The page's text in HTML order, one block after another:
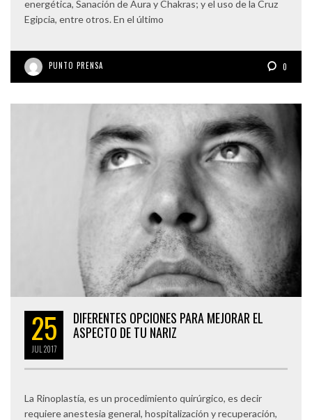
energética, Sanación de Aura y Chakras; y el uso de la Cruz
Egipcia, entre otros. En el último
PUNTO PRENSA 0
25
JUL 2017
DIFERENTES OPCIONES PARA MEJORAR EL
ASPECTO DE TU NARIZ
La Rinoplastía, es un procedimiento quirúrgico, es decir
requiere anestesia general, hospitalización y recuperación,